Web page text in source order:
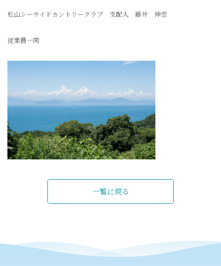
松山シーサイドカントリークラブ 支配人 藤井 伸忠
従業員一同
一覧に戻る